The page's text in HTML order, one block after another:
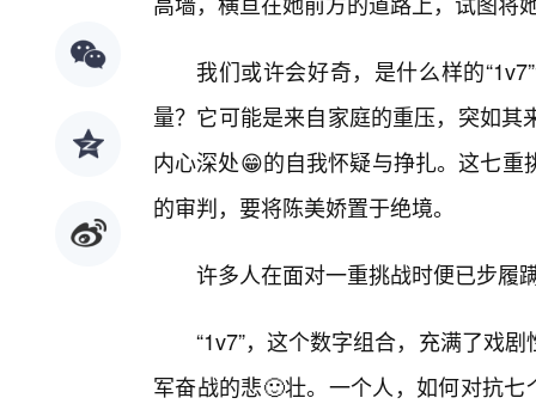
我们或许会好奇，是什么样的
量？它可能是来自家庭的重压，突如
内心深处😁的自我怀疑与挣扎。这七
的审判，要将陈美娇置于绝境。
许多人在面对一重挑战时便已步履
“1v7”，这个数字组合，充满了戏
军奋战的悲🙂壮。一个人，如何对抗